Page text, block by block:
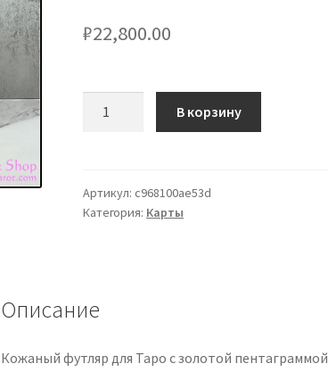
₽22,800.00
Case
w/
В корзину
Артикул:c968100ae53d
Категория: Карты
Описание
Кожаный футляр для Таро с золотой пентаграммой